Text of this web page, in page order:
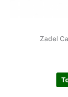
Zadel